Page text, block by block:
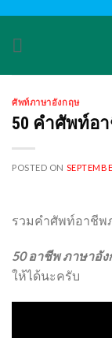
content
ศัพท์ภาษาอังกฤษ
50 คำศัพท์อ
POSTED ON
รวมคำศัพท์อาชีพ
50 อาชีพ ภาษาอั
ให้ได้นะครับ